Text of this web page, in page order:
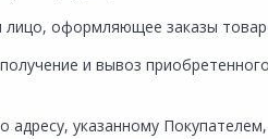
оформляющее заказы
и вывоз
адресу, указанному